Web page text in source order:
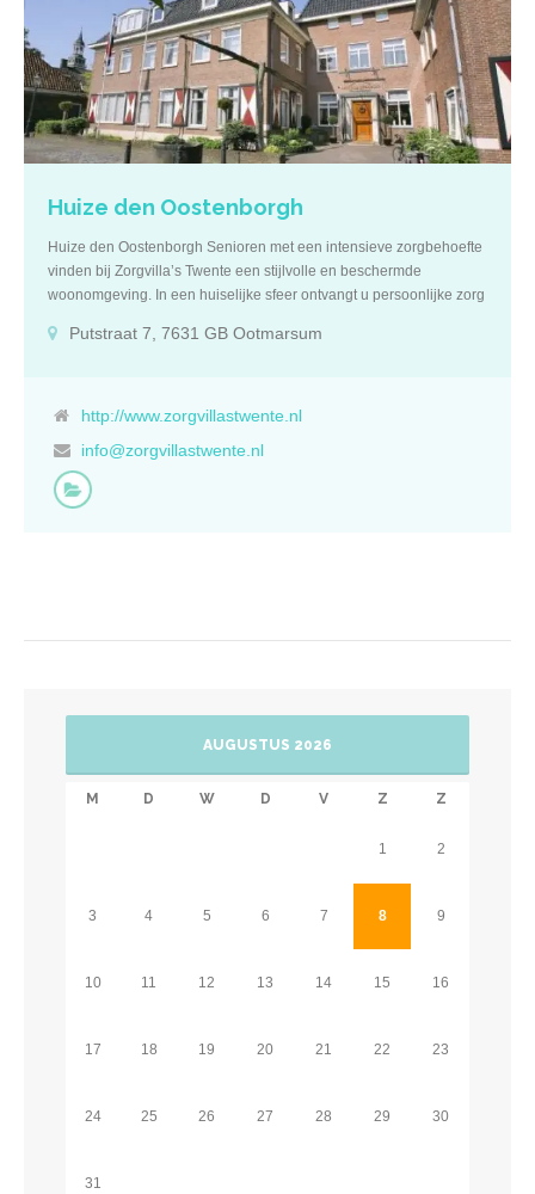
alleengaanden. De villa is in 2010 compleet gerenoveerd waarbij
de authentieke elementen behouden zijn. Het 19e-eeuws
rijksmonument bevat ondermeer een voormalig koetshuis. Ook is er
een klassiek ingerichte salon waar u andere bewoners kunt
ontmoeten en deelnemen aan verschillende activiteiten. Rondom
de villa ligt een parkachtige tuin waar u kunt wandelen of genieten
van de buitenlucht op één van de terrassen. Zorg Heeft […]
Huize den Oostenborgh
Huize den Oostenborgh Senioren met een intensieve zorgbehoefte
vinden bij Zorgvilla’s Twente een stijlvolle en beschermde
woonomgeving. In een huiselijke sfeer ontvangt u persoonlijke zorg
en deelnemen aan tal van activiteiten en uitstapjes. Omschrijving In
Omdat u 24 uur per dag een beroep kunt doen op onze
appartement of aanleunwoning heeft een eigen voordeur, een
woonkamer, een aparte slaapkamer en sanitair. De woonomgeving
is uiteraard toegankelijk voor rolstoelen en andere hulpmiddelen en
de kapper, schoonheidspecialist of pedicure. Verder zijn er sfeervol
[…]
Putstraat 7, 7631 GB Ootmarsum
http://www.zorgvillastwente.nl
info@zorgvillastwente.nl
AUGUSTUS 2026
M D W D V Z Z
1 2
3 4 5 6 7 8 9
10 11 12 13 14 15 16
17 18 19 20 21 22 23
24 25 26 27 28 29 30
31